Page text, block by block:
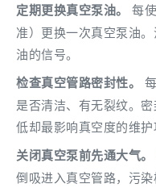
定期更换真空泵油。
每
准）更换一次真空泵油
油的信号。
检查真空管路密封性。
是否清洁、有无裂纹。
低却最影响真空度的维护
关闭真空泵前先通大气。
倒吸进入真空管路，污